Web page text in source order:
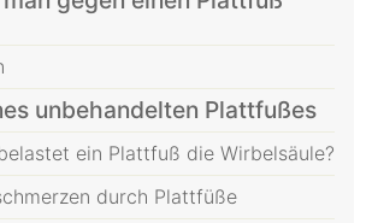
unbehandelten Plattfußes
ein Plattfuß die Wirbelsäule?
durch Plattfüße